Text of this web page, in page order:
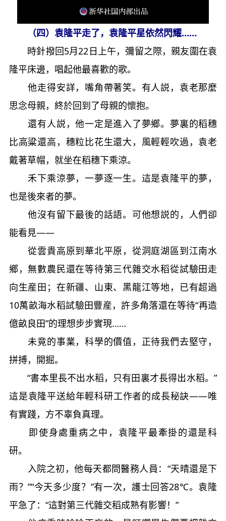
（四）袁隆平走了，袁隆平星依然閃耀……
時針撥回5月22日上午，彌留之際，親友圍在袁
隆平床邊，唱起他最喜歡的歌。
他走得安詳，嘴角帶著笑。有人説，袁老那麼
思念母親，終於回到了母親的懷抱。
還有人説，他一定是進入了夢鄉。夢裏的稻穗
比高粱還高，穗粒比花生還大，風輕輕吹過，袁老
戴著草帽，就坐在稻穗下乘涼。
禾下乘涼夢，一夢逐一生。這是袁隆平的夢，
也是後來者的夢。
他沒有留下最後的話語。可他想説的，人們卻
能看見——
從雲貴高原到華北平原，從洞庭湖區到江南水
鄉，無數農民還在等待第三代雜交水稻從試驗田走
向生産田；在新疆、山東、黑龍江等地，已有超過
10萬畝海水稻試驗田豐産，許多角落還在等待“再造
億畝良田”的理想步步實現……
未竟的事業，科學的價值，正待我們去堅守，
拼搏，開掘。
“書本里長不出水稻，只有田裏才長得出水稻。”
這是袁隆平送給年輕科研工作者的成長秘訣——唯
有實踐，方不辜負真理。
即使身處重病之中，袁隆平最牽掛的還是科
研。
入院之初，他每天都問醫務人員：“天晴還是下
雨？”“今天多少度？”有一次，護士回答28℃。袁隆
平急了：“這對第三代雜交稻成熟有影響！”